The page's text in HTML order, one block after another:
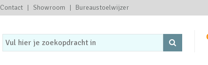
Contact Showroom Bureaustoelwijzer